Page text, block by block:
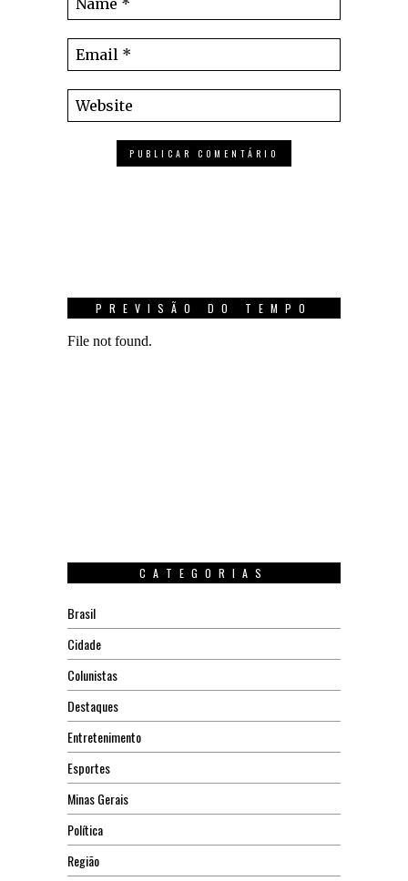
PREVISÃO DO TEMPO
CATEGORIAS
Brasil
Cidade
Colunistas
Destaques
Entretenimento
Esportes
Minas Gerais
Política
Região